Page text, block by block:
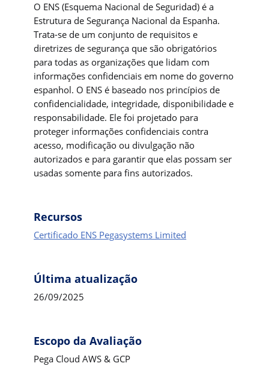
O ENS (Esquema Nacional de Seguridad) é a
Estrutura de Segurança Nacional da Espanha.
Trata-se de um conjunto de requisitos e
diretrizes de segurança que são obrigatórios
para todas as organizações que lidam com
informações confidenciais em nome do governo
espanhol. O ENS é baseado nos princípios de
confidencialidade, integridade, disponibilidade e
responsabilidade. Ele foi projetado para
proteger informações confidenciais contra
acesso, modificação ou divulgação não
autorizados e para garantir que elas possam ser
usadas somente para fins autorizados.
Recursos
Certificado ENS Pegasystems Limited
Última atualização
26/09/2025
Escopo da Avaliação
Pega Cloud AWS & GCP